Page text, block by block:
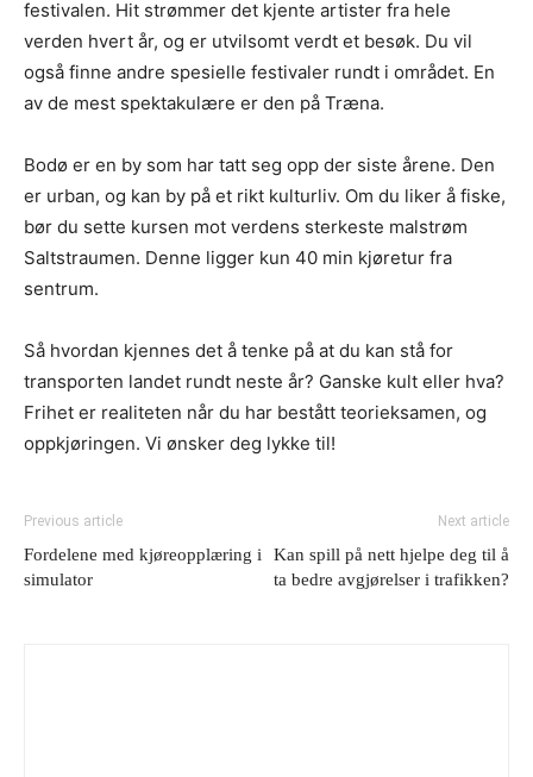
festivalen. Hit strømmer det kjente artister fra hele
verden hvert år, og er utvilsomt verdt et besøk. Du vil
også finne andre spesielle festivaler rundt i området. En
av de mest spektakulære er den på Træna.
Bodø er en by som har tatt seg opp der siste årene. Den
er urban, og kan by på et rikt kulturliv. Om du liker å fiske,
bør du sette kursen mot verdens sterkeste malstrøm
Saltstraumen. Denne ligger kun 40 min kjøretur fra
sentrum.
Så hvordan kjennes det å tenke på at du kan stå for
transporten landet rundt neste år? Ganske kult eller hva?
Frihet er realiteten når du har bestått teorieksamen, og
oppkjøringen. Vi ønsker deg lykke til!
Previous article
Fordelene med kjøreopplæring i
simulator
Next article
Kan spill på nett hjelpe deg til å
ta bedre avgjørelser i trafikken?